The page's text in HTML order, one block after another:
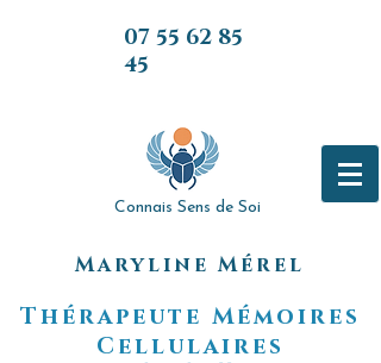
07 55 62 85
45
07 55 62 85
Connais Sens de Soi
Maryline Mérel
Thérapeute Mémoires
Cellulaires